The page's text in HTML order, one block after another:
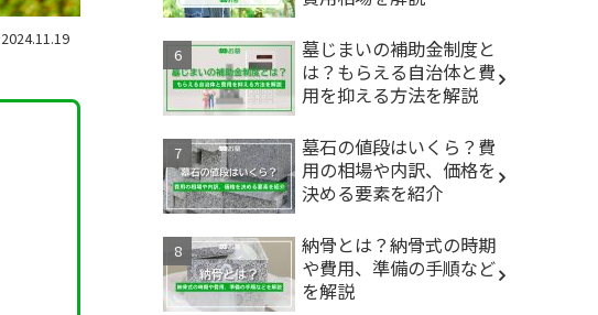
2024.11.19
墓じまいの補助金制度と
は？もらえる自治体と費
用を抑える方法を解説
墓石の値段はいくら？費
用の相場や内訳、価格を
決める要素を紹介
納骨とは？納骨式の時期
や費用、準備の手順など
を解説